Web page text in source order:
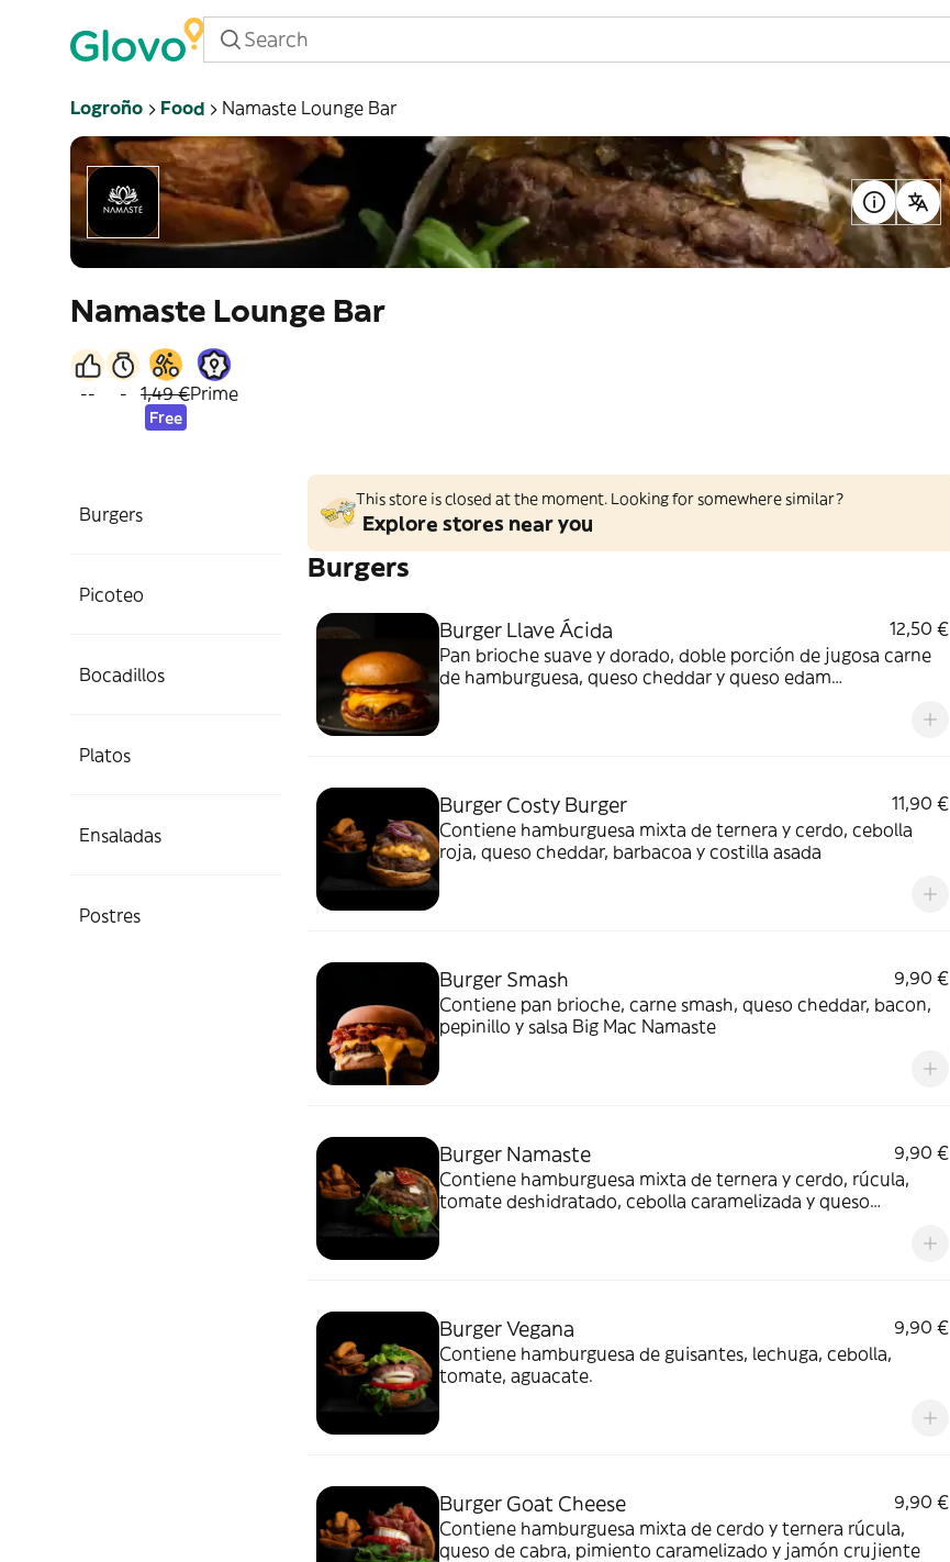
Logroño Food Namaste Lounge Bar
Namaste Lounge Bar
-- - 1,49 €
Free
Prime
Burgers
Picoteo
Bocadillos
Platos
Ensaladas
Postres
This store is closed at the moment. Looking for somewhere similar?
Explore stores near you
Burgers
Burger Llave Ácida
12,50 €
Pan brioche suave y dorado, doble porción de jugosa carne
de hamburguesa, queso cheddar y queso edam
Burger Costy Burger
11,90 €
Contiene hamburguesa mixta de ternera y cerdo, cebolla
roja, queso cheddar, barbacoa y costilla asada
Burger Smash
9,90 €
Contiene pan brioche, carne smash, queso cheddar, bacon,
pepinillo y salsa Big Mac Namaste
Burger Namaste
9,90 €
Contiene hamburguesa mixta de ternera y cerdo, rúcula,
tomate deshidratado, cebolla caramelizada y queso
Burger Vegana
9,90 €
Contiene hamburguesa de guisantes, lechuga, cebolla,
tomate, aguacate.
Burger Goat Cheese
9,90 €
Contiene hamburguesa mixta de cerdo y ternera rúcula,
queso de cabra, pimiento caramelizado y jamón crujiente